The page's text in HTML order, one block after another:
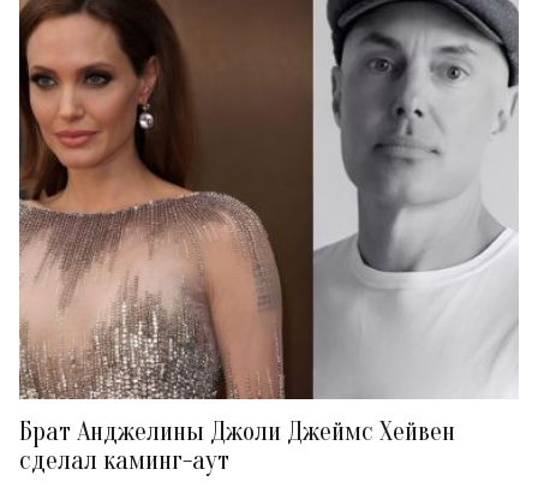
Брат Анджелины Джоли Джеймс Хейвен
сделал каминг-аут